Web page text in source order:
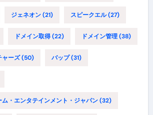
ジェネオン(21) スピークエル(27)
ドメイン取得(22) ドメイン管理(38)
ャーズ(50) バップ(31)
・エンタテインメント・ジャパン(32)